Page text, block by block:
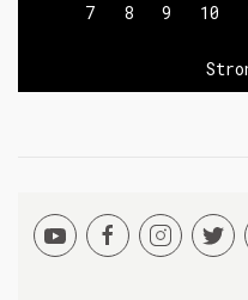
7
8 9 10